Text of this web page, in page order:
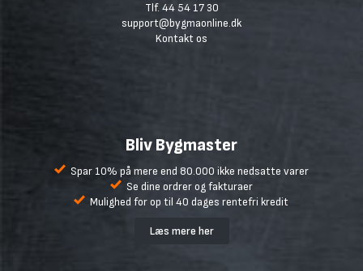
Tlf. 44 54 17 30
support@bygmaonline.dk
Kontakt os
Bliv Bygmaster
Spar 10% på mere end 80.000 ikke nedsatte varer
Se dine ordrer og fakturaer
Mulighed for op til 40 dages rentefri kredit
Læs mere her